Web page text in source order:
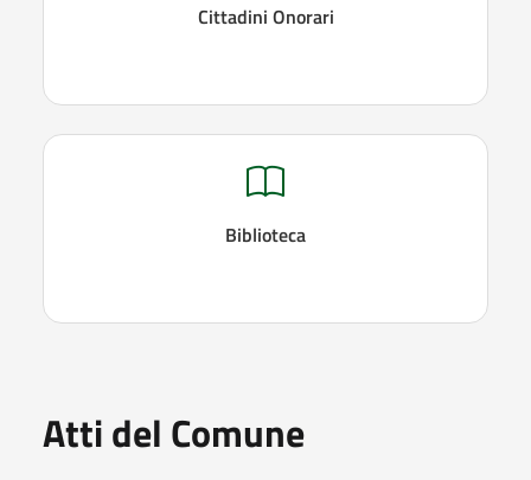
Cittadini Onorari
Biblioteca
Atti del Comune